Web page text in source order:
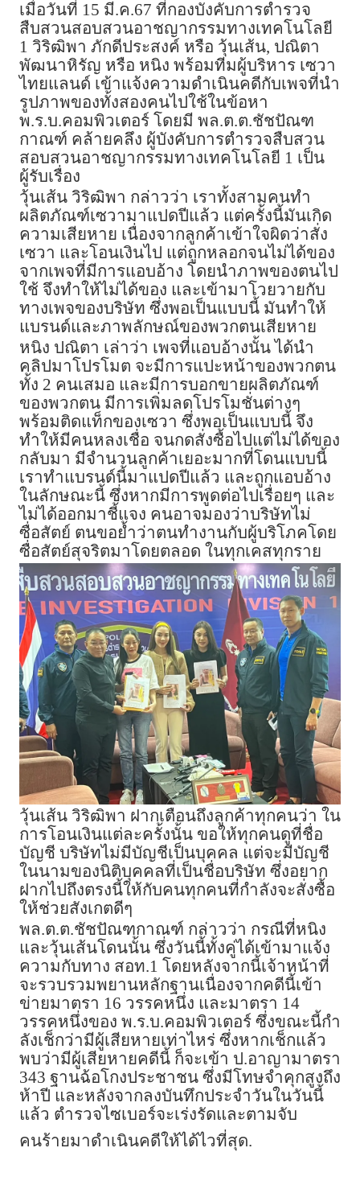
เมื่อวันที่ 15 มี.ค.67 ที่กองบังคับการตำรวจ
สืบสวนสอบสวนอาชญากรรมทางเทคโนโลยี
1 วิริฒิพา ภักดีประสงค์ หรือ วุ้นเส้น, ปณิตา
พัฒนาหิรัญ หรือ หนิง พร้อมทีมผู้บริหาร เซวา
ไทยแลนด์ เข้าแจ้งความดำเนินคดีกับเพจที่นำ
รูปภาพของทั้งสองคนไปใช้ในข้อหา
พ.ร.บ.คอมพิวเตอร์ โดยมี พล.ต.ต.​ชัชปัณฑ
กาณฑ์ คล้ายคลึง ผู้บังคับการตำรวจสืบสวน
สอบสวนอาชญากรรมทางเทคโนโลยี 1 เป็น
ผู้รับเรื่อง
วุ้นเส้น วิริฒิพา กล่าวว่า เราทั้งสามคนทำ
ผลิตภัณฑ์เซวามาแปดปีแล้ว แต่ครั้งนี้มันเกิด
ความเสียหาย เนื่องจากลูกค้าเข้าใจผิดว่าสั่ง
เซวา และโอนเงินไป แต่ถูกหลอกจนไม่ได้ของ
จากเพจที่มีการแอบอ้าง โดยนำภาพของตนไป
ใช้ จึงทำให้ไม่ได้ของ และเข้ามาโวยวายกับ
ทางเพจของบริษัท ซึ่งพอเป็นแบบนี้ มันทำให้
แบรนด์และภาพลักษณ์ของพวกตนเสียหาย
หนิง ปณิตา เล่าว่า เพจที่แอบอ้างนั้น ได้นำ
คลิปมาโปรโมต จะมีการแปะหน้าของพวกตน
ทั้ง 2 คนเสมอ และมีการบอกขายผลิตภัณฑ์
ของพวกตน มีการเพิ่มลดโปรโมชั่นต่างๆ
พร้อมติดแท็กของเซวา ซึ่งพอเป็นแบบนี้ จึง
ทำให้มีคนหลงเชื่อ จนกดสั่งซื้อไปแต่ไม่ได้ของ
กลับมา มีจำนวนลูกค้าเยอะมากที่โดนแบบนี้
เราทำแบรนด์นี้มาแปดปีแล้ว และถูกแอบอ้าง
ในลักษณะนี้ ซึ่งหากมีการพูดต่อไปเรื่อยๆ และ
ไม่ได้ออกมาชี้แจง คนอาจมองว่าบริษัทไม่
ซื่อสัตย์ ตนขอย้ำว่าตนทำงานกับผู้บริโภคโดย
ซื่อสัตย์สุจริตมาโดยตลอด ในทุกเคสทุกราย
วุ้นเส้น วิริฒิพา ฝากเตือนถึงลูกค้าทุกคนว่า ใน
การโอนเงินแต่ละครั้งนั้น ขอให้ทุกคนดูที่ชื่อ
บัญชี บริษัทไม่มีบัญชีเป็นบุคคล แต่จะมีบัญชี
ในนามของนิติบุคคลที่เป็นชื่อบริษัท ซึ่งอยาก
ฝากไปถึงตรงนี้ให้กับคนทุกคนที่กำลังจะสั่งซื้อ
ให้ช่วยสังเกตดีๆ
พล.ต.ต.​ชัชปัณฑกาณฑ์ กล่าวว่า กรณีที่หนิง
และวุ้นเส้นโดนนั้น ซึ่งวันนี้ทั้งคู่ได้เข้ามาแจ้ง
ความกับทาง สอท.1 โดยหลังจากนี้เจ้าหน้าที่
จะรวบรวมพยานหลักฐานเนื่องจากคดีนี้เข้า
ข่ายมาตรา 16 วรรคหนึ่ง และมาตรา 14
วรรคหนึ่งของ พ.ร.บ.คอมพิวเตอร์ ซึ่งขณะนี้กำ
ลังเช็กว่ามีผู้เสียหายเท่าไหร่ ซึ่งหากเช็กแล้ว
พบว่ามีผู้เสียหายคดีนี้ ก็จะเข้า ป.อาญามาตรา
343 ฐานฉ้อโกงประชาชน ซึ่งมีโทษจำคุกสูงถึง
ห้าปี และหลังจากลงบันทึกประจำวันในวันนี้
แล้ว ตำรวจไซเบอร์จะเร่งรัดและตามจับ
คนร้ายมาดำเนินคดีให้ได้ไวที่สุด.